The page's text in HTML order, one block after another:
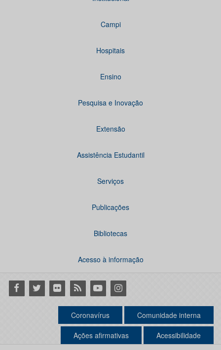
Campi
Hospitais
Ensino
Pesquisa e Inovação
Extensão
Assistência Estudantil
Serviços
Publicações
Bibliotecas
Acesso à informação
Facebook
Twitter Flickr RSS YoutubeInstagram
Coronavírus Comunidade interna
Ações afirmativas Acessibilidade